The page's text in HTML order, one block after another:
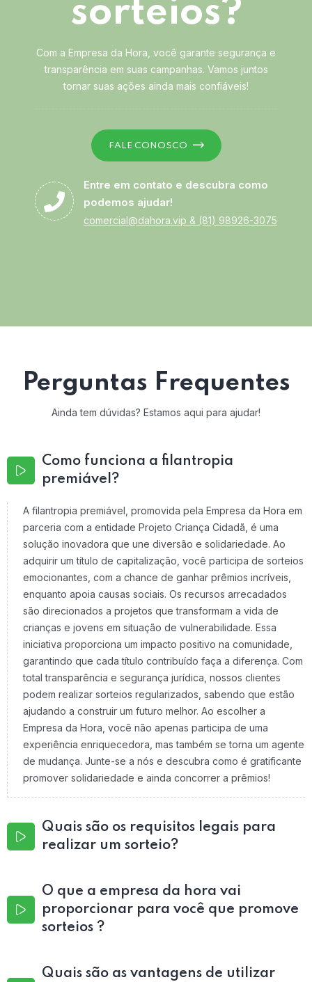
sorteios?
Com a Empresa da Hora, você garante segurança e
transparência em suas campanhas. Vamos juntos
tornar suas ações ainda mais confiáveis!
FALE CONOSCO
Entre em contato e descubra como
podemos ajudar!
comercial@dahora.vip & (81) 98926-3075
Perguntas Frequentes
Ainda tem dúvidas? Estamos aqui para ajudar!
Como funciona a filantropia
premiável?
A filantropia premiável, promovida pela Empresa da Hora em
parceria com a entidade Projeto Criança Cidadã, é uma
solução inovadora que une diversão e solidariedade. Ao
adquirir um título de capitalização, você participa de sorteios
emocionantes, com a chance de ganhar prêmios incríveis,
enquanto apoia causas sociais. Os recursos arrecadados
são direcionados a projetos que transformam a vida de
crianças e jovens em situação de vulnerabilidade. Essa
iniciativa proporciona um impacto positivo na comunidade,
garantindo que cada título contribuído faça a diferença. Com
total transparência e segurança jurídica, nossos clientes
podem realizar sorteios regularizados, sabendo que estão
ajudando a construir um futuro melhor. Ao escolher a
Empresa da Hora, você não apenas participa de uma
experiência enriquecedora, mas também se torna um agente
de mudança. Junte-se a nós e descubra como é gratificante
promover solidariedade e ainda concorrer a prêmios!
Quais são os requisitos legais para
realizar um sorteio?
O que a empresa da hora vai
proporcionar para você que promove
sorteios ?
Quais são as vantagens de utilizar